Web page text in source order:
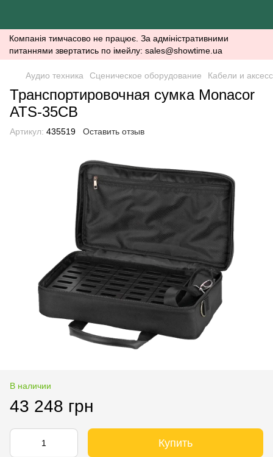
Компанія тимчасово не працює. За адміністративними
питаннями звертатись по імейлу: sales@showtime.ua
Аудио техника Сценическое оборудование Кабели и
Транспортировочная сумка Monacor
ATS-35CB
Артикул: 435519 Оставить отзыв
В наличии
43 248 грн
Купить